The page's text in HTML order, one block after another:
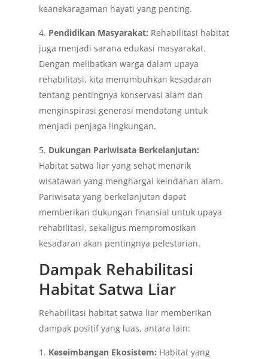
keanekaragaman hayati yang penting.
4. Pendidikan Masyarakat: Rehabilitasi habitat
juga menjadi sarana edukasi masyarakat.
Dengan melibatkan warga dalam upaya
rehabilitasi, kita menumbuhkan kesadaran
tentang pentingnya konservasi alam dan
menginspirasi generasi mendatang untuk
menjadi penjaga lingkungan.
5. Dukungan Pariwisata Berkelanjutan:
Habitat satwa liar yang sehat menarik
wisatawan yang menghargai keindahan alam.
Pariwisata yang berkelanjutan dapat
memberikan dukungan finansial untuk upaya
rehabilitasi, sekaligus mempromosikan
kesadaran akan pentingnya pelestarian.
Dampak Rehabilitasi
Habitat Satwa Liar
Rehabilitasi habitat satwa liar memberikan
dampak positif yang luas, antara lain:
1. Keseimbangan Ekosistem: Habitat yang